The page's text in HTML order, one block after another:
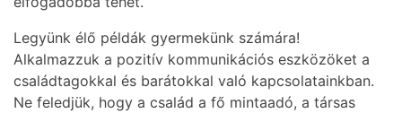
Legyünk élő példák gyermekünk számára!
Alkalmazzuk a pozitív kommunikációs eszközöket a
családtagokkal és barátokkal való kapcsolatainkban.
Ne feledjük, hogy a család a fő mintaadó, a társas